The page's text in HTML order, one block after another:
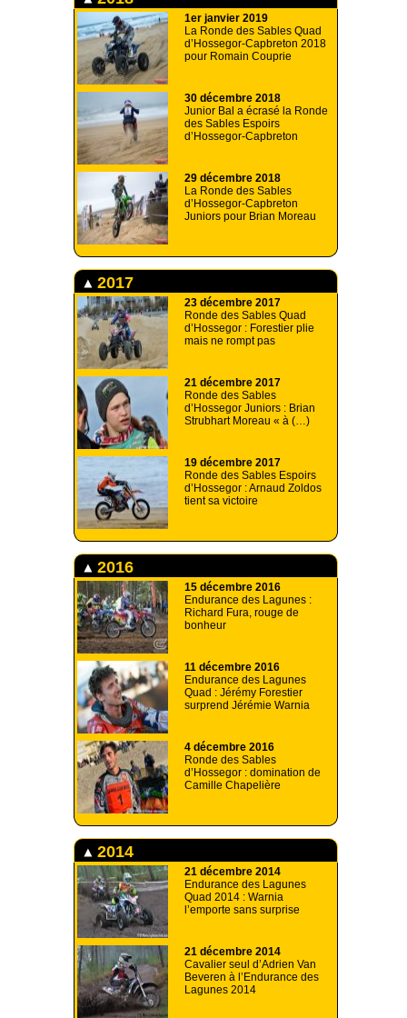
1er janvier 2019
La Ronde des Sables Quad
d’Hossegor-Capbreton 2018
pour Romain Couprie
30 décembre 2018
Junior Bal a écrasé la Ronde
des Sables Espoirs
d’Hossegor-Capbreton
29 décembre 2018
La Ronde des Sables
d’Hossegor-Capbreton
Juniors pour Brian Moreau
2017
23 décembre 2017
Ronde des Sables Quad
d’Hossegor : Forestier plie
mais ne rompt pas
21 décembre 2017
Ronde des Sables
d’Hossegor Juniors : Brian
Strubhart Moreau « à (…)
19 décembre 2017
Ronde des Sables Espoirs
d’Hossegor : Arnaud Zoldos
tient sa victoire
2016
15 décembre 2016
Endurance des Lagunes :
Richard Fura, rouge de
bonheur
11 décembre 2016
Endurance des Lagunes
Quad : Jérémy Forestier
surprend Jérémie Warnia
4 décembre 2016
Ronde des Sables
d’Hossegor : domination de
Camille Chapelière
2014
21 décembre 2014
Endurance des Lagunes
Quad 2014 : Warnia
l’emporte sans surprise
21 décembre 2014
Cavalier seul d’Adrien Van
Beveren à l’Endurance des
Lagunes 2014